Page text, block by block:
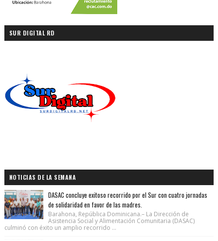
SUR DIGITAL RD
NOTICIAS DE LA SEMANA
DASAC concluye exitoso recorrido por el Sur con cuatro jornadas
de solidaridad en favor de las madres.
Barahona, República Dominicana.– La Dirección de
Asistencia Social y Alimentación Comunitaria (DASAC)
culminó con éxito un amplio recorrido ...